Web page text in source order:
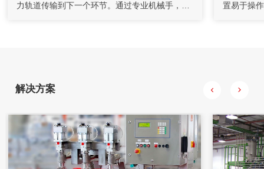
机的转速来控制下料量。水管上装有流量计对水量进行计量，
力轨道传输到下一个环节。通过专业机械手，将
置易于操
解决方案